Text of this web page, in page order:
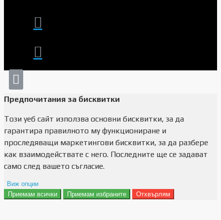
Предпочитания за бисквитки
Този уеб сайт използва основни бисквитки, за да
гарантира правилното му функциониране и
проследяващи маркетингови бисквитки, за да разбере
как взаимодействате с него. Последните ще се задават
само след вашето съгласие.
Виж опции
Препочитания за реклами
Приемам всички Приемам избраните Отхвърлям